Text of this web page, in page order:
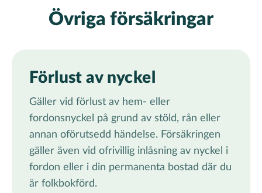
Övriga försäkringar
Förlust av nyckel
Gäller vid förlust av hem- eller
fordonsnyckel på grund av stöld, rån eller
annan oförutsedd händelse. Försäkringen
gäller även vid ofrivillig inlåsning av nyckel i
fordon eller i din permanenta bostad där du
är folkbokförd.